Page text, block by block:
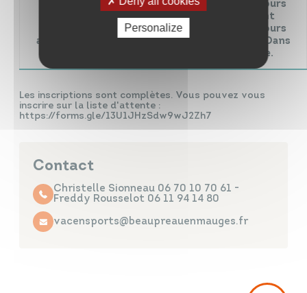
très rapidement avec une piscine aux alentours
de Beaupréau, la piscine Aqua’Mauges étant
fermée. Le certificat est à fournir sous 15 jours
aux éducateurs et ainsi valider l’inscription. Dans
le cas contraire, l’inscription sera refusée.
Les inscriptions sont complètes. Vous pouvez vous
inscrire sur la liste d'attente :
https://forms.gle/13U1JHzSdw9wJ2Zh7
Contact
Christelle Sionneau 06 70 10 70 61 -
Freddy Rousselot 06 11 94 14 80
vacensports@beaupreauenmauges.fr
Personalize